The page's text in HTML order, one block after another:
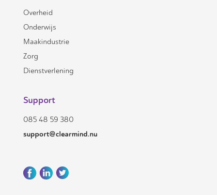
Overheid
Onderwijs
Maakindustrie
Zorg
Dienstverlening
Support
085 48 59 380
support@clearmind.nu